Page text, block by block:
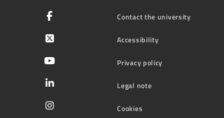
Contact the university
Accessibility
Privacy policy
Legal note
Cookies